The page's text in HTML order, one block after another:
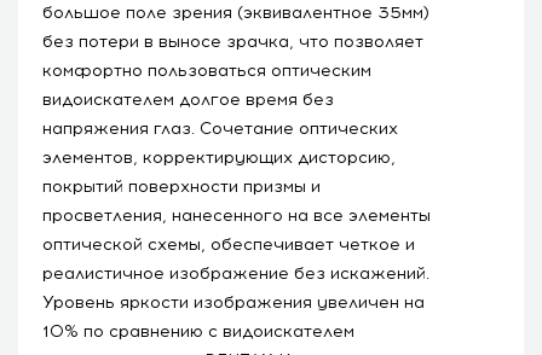
большое поле зрения (эквивалентное 35мм)
без потери в выносе зрачка, что позволяет
комфортно пользоваться оптическим
видоискателем долгое время без
напряжения глаз. Сочетание оптических
элементов, корректирующих дисторсию,
покрытий поверхности призмы и
просветления, нанесенного на все элементы
оптической схемы, обеспечивает четкое и
реалистичное изображение без искажений.
Уровень яркости изображения увеличен на
10% по сравнению с видоискателем